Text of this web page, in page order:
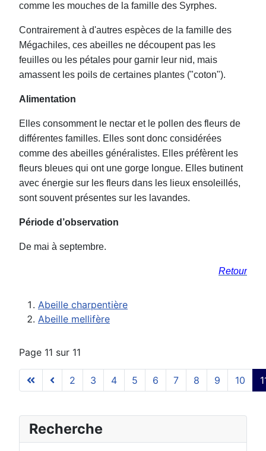
comme les mouches de la famille des Syrphes.
Contrairement à d'autres espèces de la famille des
Mégachiles, ces abeilles ne découpent pas les
feuilles ou les pétales pour garnir leur nid, mais
amassent les poils de certaines plantes ("coton").
Alimentation
Elles consomment le nectar et le pollen des fleurs de
différentes familles. Elles sont donc considérées
comme des abeilles généralistes. Elles préfèrent les
fleurs bleues qui ont une gorge longue. Elles butinent
avec énergie sur les fleurs dans les lieux ensoleillés,
sont souvent présentes sur les lavandes.
Période d’observation
De mai à septembre.
Retour
Abeille charpentière
Abeille mellifère
Page 11 sur 11
2 3 4 5 6 7 8 9 10
Recherche